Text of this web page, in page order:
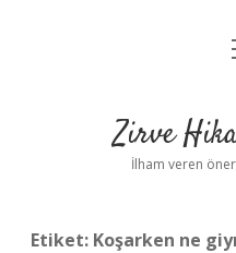
Zirve
İlham veren
Etiket: Koşarken ne